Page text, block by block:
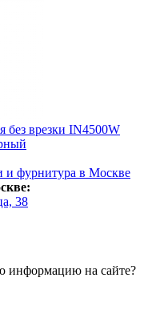
без врезки IN4500W
и фурнитура в Москве
38
информацию на сайте?